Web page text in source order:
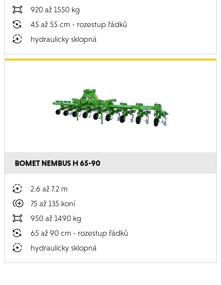
920 až 1550 kg
45 až 55 cm - rozestup řádků
hydraulicky sklopná
BOMET NEMBUS H 65-90
2.6 až 7.2 m
75 až 135 koní
950 až 1490 kg
65 až 90 cm - rozestup řádků
hydraulicky sklopná